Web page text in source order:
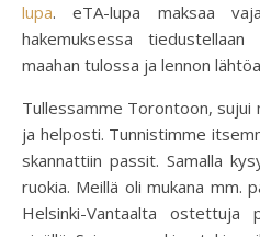
lupa. eTA-lupa maksaa
hakemuksessa
maahan tulossa ja lennon
Tullessamme Torontoon, sujui
ja helposti. Tunnistimme
skannattiin passit. Samalla
ruokia. Meillä oli mukana mm.
Helsinki-Vantaalta ostettuja